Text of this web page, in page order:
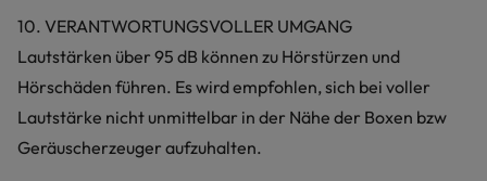
10. VERANTWORTUNGSVOLLER UMGANG
Lautstärken über 95 dB können zu Hörstürzen und
Hörschäden führen. Es wird empfohlen, sich bei voller
Lautstärke nicht unmittelbar in der Nähe der Boxen bzw
Geräuscherzeuger aufzuhalten.